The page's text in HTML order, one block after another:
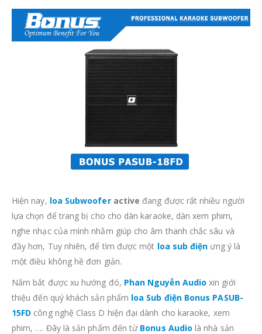
Hiện nay, loa Subwoofer activeđang được rất nhiều người
lựa chọn để trang bị cho cho dàn karaoke, dàn xem phim,
nghe nhạc của mình nhằm giúp cho âm thanh chắc sâu và
đầy hơn, Tuy nhiên, để tìm được một loa sub điện ưng ý là
một điều không hề đơn giản.
Nắm bắt được xu hướng đó, Phan Nguyễn Audioxin giới
thiệu đến quý khách sản phẩm loa Sub điện Bonus PASUB-
15FD công nghệ Class D hiện đại dành cho karaoke, xem
phim, …. Đây là sản phẩm đến từ Bonus Audio là nhà sản